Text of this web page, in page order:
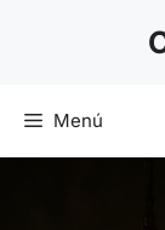
Menú